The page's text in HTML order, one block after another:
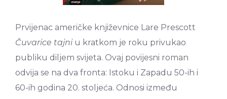
Prvijenac američke književnice Lare Prescott
Čuvarice tajniu kratkom je roku privukao
publiku diljem svijeta. Ovaj povijesni roman
odvija se na dva fronta: Istoku i Zapadu 50-ih i
60-ih godina 20. stoljeća. Odnosi između